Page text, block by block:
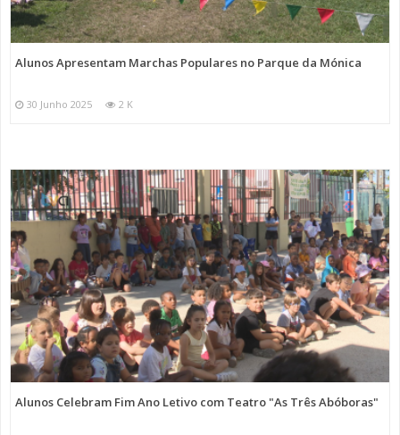
Alunos Apresentam Marchas Populares no Parque da Mónica
30 Junho 2025 2 K
Alunos Celebram Fim Ano Letivo com Teatro "As Três Abóboras"